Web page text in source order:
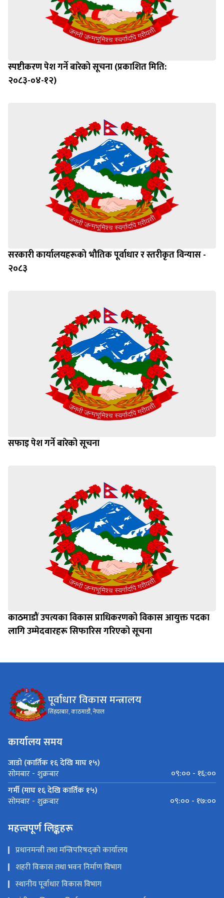
स्पष्टीकरण पेश गर्ने बारेको सूचना (प्रकाशित मिति:
२०८३-०४-१२)
सरकारी कार्यालयहरूको भौतिक पूर्वाधार र स्तरीकृत विन्यास -
२०८३
सफाइ पेश गर्ने बारेको सूचना
काठमाडौं उपत्यका विकास प्राधिकरणको विकास आयुक्त पदका
लागि उम्मेदवारहरू सिफारिस गरिएको सूचना
पूर्वाधार विकास मन्त्रालय
सिंहदरबार, काठमाडौं, नेपाल
कार्यालय समय
जाडो (कार्तिक १६ देखि माघ १५)
सोमबार - शुक्रबार
०९:०० - १६:००
गर्मी (माघ १६ देखि कार्तिक १५)
सोमबार - शुक्रबार ०९:०० - १७:००
महत्त्वपूर्ण लिङ्कहरू
प्रधानमन्त्री तथा मन्त्रिपरिषद्को कार्यालय
शहरी विकास तथा भवन निर्माण विभाग
स्थानीय पूर्वाधार विकास विभाग